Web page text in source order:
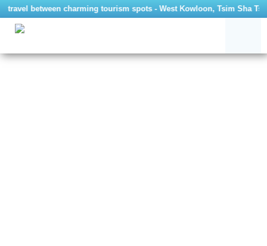
between charming tourism spots - West Kowloon, Tsim Sha Tsui